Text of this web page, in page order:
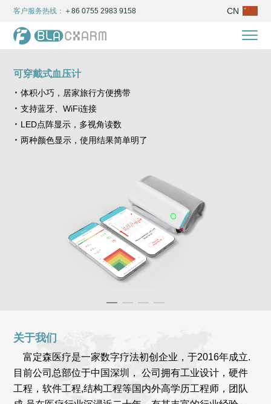
客户服务热线： ＋86 0755 2983 9158 CN
可穿戴式血压计
体积小巧，居家旅行方便携带
支持蓝牙、WiFi连接
LED点阵显示，多视角读数
两种颜色显示，使用结果简单明了
关于我们
富定森医疗是一家数字疗法初创企业，于2016年成立.
目前公司总部位于中国深圳， 公司拥有工业设计，硬件
工程，软件工程,结构工程等国内外高学历工程师，团队